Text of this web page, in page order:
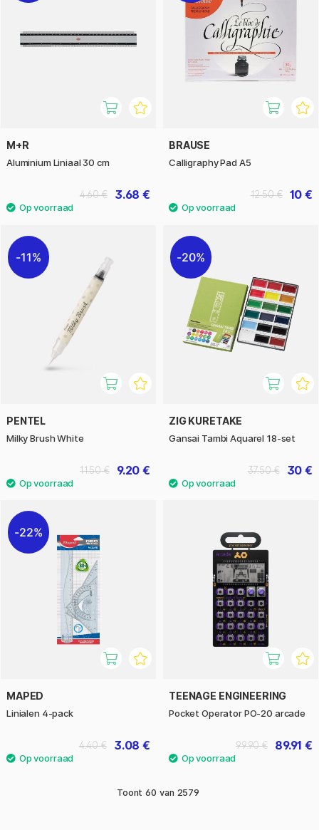
M+R
Aluminium Liniaal 30 cm
3.68 €
4.60 €
BRAUSE
Calligraphy Pad A5
10 €
12.50 €
11%
PENTEL
Milky Brush White
9.20 €
11.50 €
20%
ZIG KURETAKE
Gansai Tambi Aquarel 18-set
30 €
37.50 €
22%
MAPED
Linialen 4-pack
3.08 €
4.40 €
TEENAGE ENGINEERING
Pocket Operator PO-20 arcade
89.91 €
99.90 €
Toont 60 van 2579